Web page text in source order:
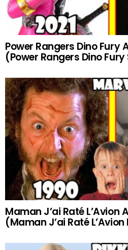
Power Rangers Dino Fury
(Power Rangers Dino
Maman J’ai Raté L’Avion
(Maman J’ai Raté